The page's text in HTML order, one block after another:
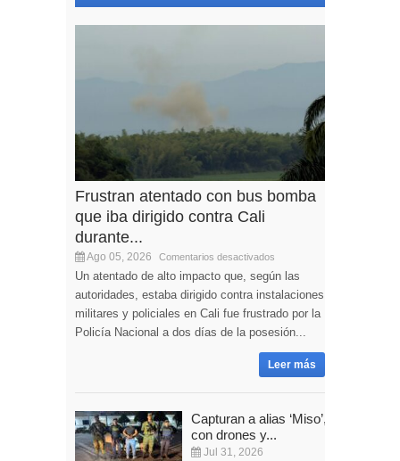
Frustran atentado con bus bomba
que iba dirigido contra Cali
durante...
Ago 05, 2026 Comentarios desactivados
Un atentado de alto impacto que, según las
autoridades, estaba dirigido contra instalaciones
militares y policiales en Cali fue frustrado por la
Policía Nacional a dos días de la posesión...
Leer más
Capturan a alias ‘Miso’,
con drones y...
Jul 31, 2026